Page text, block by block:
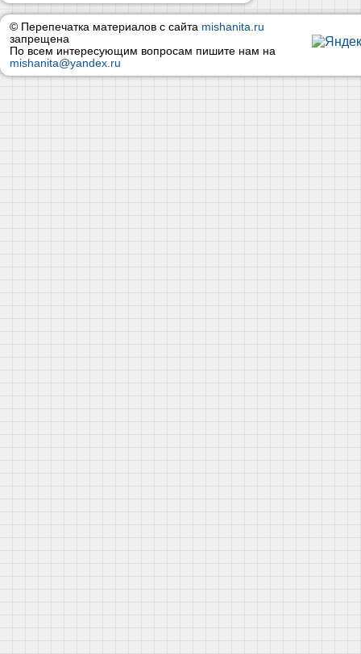
© Перепечатка материалов с сайта mishanita.ru
запрещена
По всем интересующим вопросам пишите нам на
mishanita@yandex.ru